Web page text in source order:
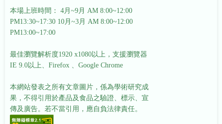
本場上班時間： 4月~9月 AM 8:00~12:00
PM13:30~17:30 10月~3月 AM 8:00~12:00
PM13:00~17:00
最佳瀏覽解析度1920 x1080以上，支援瀏覽器
IE 9.0以上、Firefox 、Google Chrome
本網站發表之所有文章圖片，係為學術研究成
果，不得引用於產品及食品之驗證、標示、宣
傳及廣告。若不當引用，應自負法律責任。